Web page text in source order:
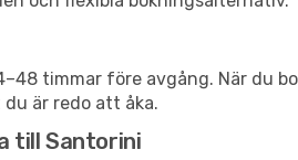
timmar före avgång. När du
är redo att åka.
till Santorini